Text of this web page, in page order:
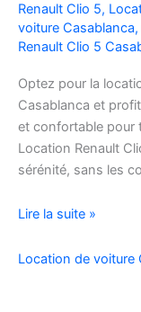
Renault Clio 5,
voiture Casablanca,
Renault Clio 5
Optez pour la
Casablanca et
et confortable pour
Location Renault
sérénité, sans les
Location
Voiture
Lire la suite »
Location de voiture